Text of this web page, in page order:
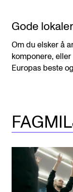
Gode lokaler
Om du elsker å
komponere,
Europas beste